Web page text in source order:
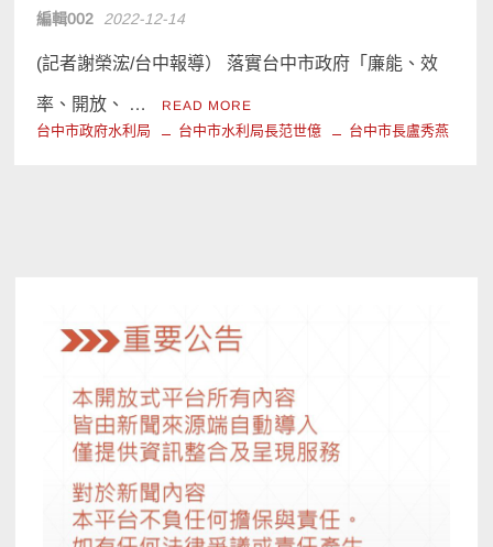
編輯002 2022-12-14
(記者謝榮浤/台中報導） 落實台中市政府「廉能、效
率、開放、 … READ MORE
台中市政府水利局 台中市水利局長范世億 台中市長盧秀燕